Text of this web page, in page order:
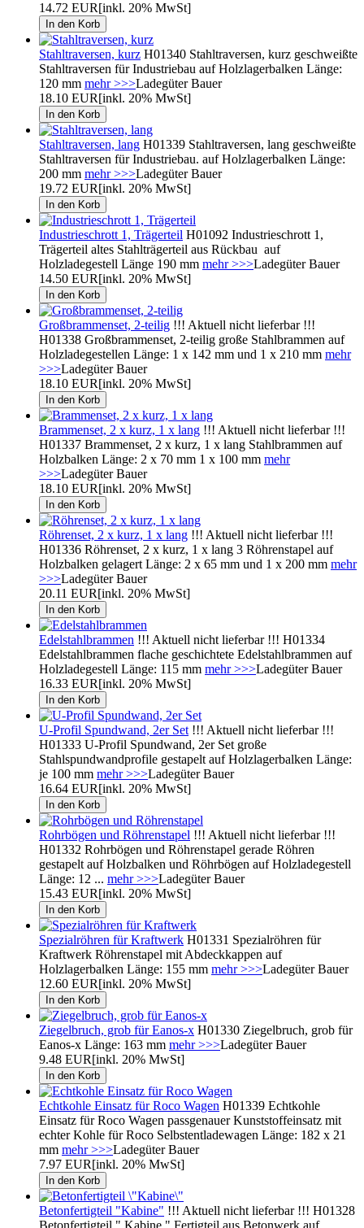
14.72 EUR[inkl. 20% MwSt]
Stahltraversen, kurz H01340 Stahltraversen, kurz geschweißte
Stahltraversen für Industriebau auf Holzlagerbalken Länge:
120 mm mehr >>>Ladegüter Bauer
18.10 EUR[inkl. 20% MwSt]
Stahltraversen, lang H01339 Stahltraversen, lang geschweißte
Stahltraversen für Industriebau. auf Holzlagerbalken Länge:
200 mm mehr >>>Ladegüter Bauer
19.72 EUR[inkl. 20% MwSt]
Industrieschrott 1, Trägerteil H01092 Industrieschrott 1,
Trägerteil altes Stahlträgerteil aus Rückbau auf
Holzladegestell Länge 190 mm mehr >>>Ladegüter Bauer
14.50 EUR[inkl. 20% MwSt]
Großbrammenset, 2-teilig !!! Aktuell nicht lieferbar !!!
H01338 Großbrammenset, 2-teilig große Stahlbrammen auf
Holzladegestellen Länge: 1 x 142 mm und 1 x 210 mm mehr
>>>Ladegüter Bauer
18.10 EUR[inkl. 20% MwSt]
Brammenset, 2 x kurz, 1 x lang !!! Aktuell nicht lieferbar !!!
H01337 Brammenset, 2 x kurz, 1 x lang Stahlbrammen auf
Holzbalken Länge: 2 x 70 mm 1 x 100 mm mehr
>>>Ladegüter Bauer
18.10 EUR[inkl. 20% MwSt]
Röhrenset, 2 x kurz, 1 x lang !!! Aktuell nicht lieferbar !!!
H01336 Röhrenset, 2 x kurz, 1 x lang 3 Röhrenstapel auf
Holzbalken gelagert Länge: 2 x 65 mm und 1 x 200 mm mehr
>>>Ladegüter Bauer
20.11 EUR[inkl. 20% MwSt]
Edelstahlbrammen !!! Aktuell nicht lieferbar !!! H01334
Edelstahlbrammen flache geschichtete Edelstahlbrammen auf
Holzladegestell Länge: 115 mm mehr >>>Ladegüter Bauer
16.33 EUR[inkl. 20% MwSt]
U-Profil Spundwand, 2er Set !!! Aktuell nicht lieferbar !!!
H01333 U-Profil Spundwand, 2er Set große
Stahlspundwandprofile gestapelt auf Holzlagerbalken Länge:
je 100 mm mehr >>>Ladegüter Bauer
16.64 EUR[inkl. 20% MwSt]
Rohrbögen und Röhrenstapel !!! Aktuell nicht lieferbar !!!
H01332 Rohrbögen und Röhrenstapel gerade Röhren
gestapelt auf Holzbalken und Röhrbögen auf Holzladegestell
Länge: 12 ... mehr >>>Ladegüter Bauer
15.43 EUR[inkl. 20% MwSt]
Spezialröhren für Kraftwerk H01331 Spezialröhren für
Kraftwerk Röhrenstapel mit Abdeckkappen auf
Holzlagerbalken Länge: 155 mm mehr >>>Ladegüter Bauer
12.60 EUR[inkl. 20% MwSt]
Ziegelbruch, grob für Eanos-x H01330 Ziegelbruch, grob für
Eanos-x Länge: 163 mm mehr >>>Ladegüter Bauer
9.48 EUR[inkl. 20% MwSt]
Echtkohle Einsatz für Roco Wagen H01339 Echtkohle
Einsatz für Roco Wagen passgenauer Kunststoffeinsatz mit
echter Kohle für Roco Selbstentladewagen Länge: 182 x 21
mm mehr >>>Ladegüter Bauer
7.97 EUR[inkl. 20% MwSt]
Betonfertigteil "Kabine" !!! Aktuell nicht lieferbar !!! H01328
Betonfertigteil " Kabine " Fertigteil aus Betonwerk auf